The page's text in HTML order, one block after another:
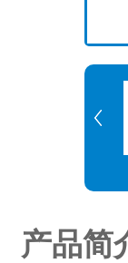
产品简